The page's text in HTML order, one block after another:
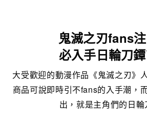
鬼滅之刃fans注
必入手日輪刀
大受歡迎的動漫作品《鬼滅之刃》
商品可說即時引不fans的入手潮，
出，就是主角們的日輪